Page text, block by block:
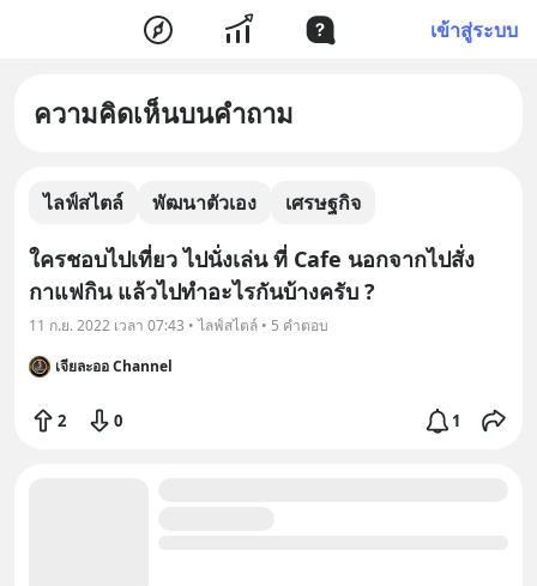
เข้าสู่ระบบ
ความคิดเห็นบนคำถาม
ไลฟ์สไตล์ พัฒนาตัวเอง เศรษฐกิจ
ใครชอบไปเที่ยว ไปนั่งเล่น ที่ Cafe นอกจากไปสั่ง
กาแฟกิน แล้วไปทำอะไรกันบ้างครับ ?
11 ก.ย. 2022 เวลา 07:43 • ไลฟ์สไตล์ • 5 คำตอบ
เจียละออ Channel
2 0 1